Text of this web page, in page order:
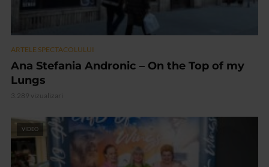
ARTELE SPECTACOLULUI
Ana Stefania Andronic – On the Top of my
Lungs
3.289 vizualizari
VIDEO